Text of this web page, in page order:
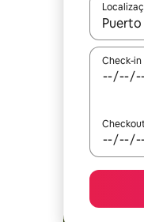
Check-in